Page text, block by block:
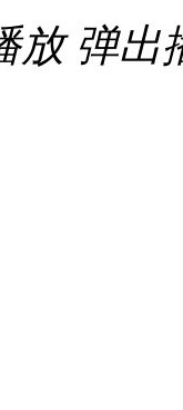
放 弹出